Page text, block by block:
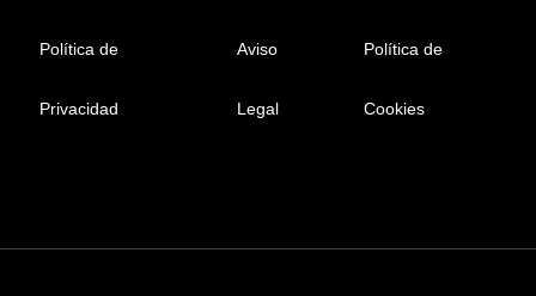
Política de
Privacidad
Aviso
Legal
Política de
Cookies